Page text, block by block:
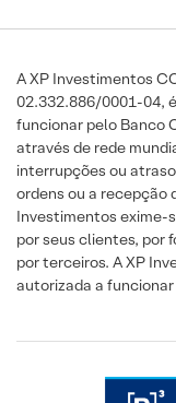
A XP Investimentos
02.332.886/0001-04,
funcionar pelo Banco
através de rede
interrupções ou
ordens ou a recepção
Investimentos exime-
por seus clientes, por
por terceiros. A XP
autorizada a